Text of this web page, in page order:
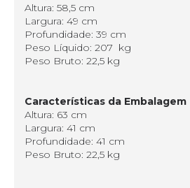
Altura: 58,5 cm
Largura: 49 cm
Profundidade: 39 cm
Peso Líquido: 207 kg
Peso Bruto: 22,5 kg
Características da Embalagem
Altura: 63 cm
Largura: 41 cm
Profundidade: 41 cm
Peso Bruto: 22,5 kg